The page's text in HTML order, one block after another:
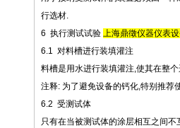
行选材.
6 执行测试试验 上海鼎徵仪器仪表
6.1 对料槽进行装填灌注
料槽是用水进行装填灌注,使其在整
注释: 为了避免设备的钙化,特别推荐
6.2 受测试体
只有在当被测试体的涂层相互之间